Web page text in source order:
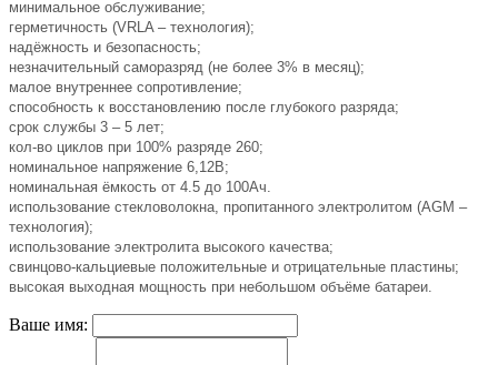
минимальное обслуживание;
герметичность (VRLA – технология);
надёжность и безопасность;
незначительный саморазряд (не более 3% в месяц);
малое внутреннее сопротивление;
способность к восстановлению после глубокого разряда;
срок службы 3 – 5 лет;
кол-во циклов при 100% разряде 260;
номинальное напряжение 6,12В;
номинальная ёмкость от 4.5 до 100Ач.
использование стекловолокна, пропитанного электролитом (AGM –
технология);
использование электролита высокого качества;
свинцово-кальциевые положительные и отрицательные пластины;
высокая выходная мощность при небольшом объёме батареи.
Ваше имя: